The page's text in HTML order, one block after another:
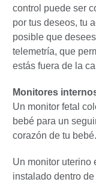
control puede ser
por tus deseos, tu
posible que
telemetría, que
estás fuera de la
Monitores
Un monitor fetal
bebé para un
corazón de tu bebé.
Un monitor uterino
instalado dentro